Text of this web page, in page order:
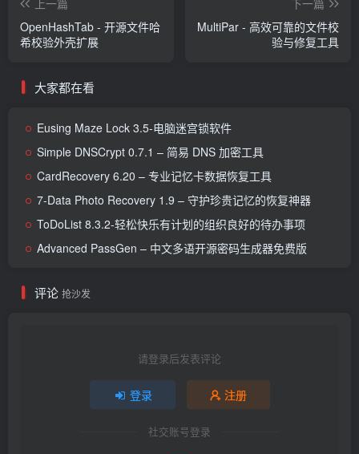
上一篇
OpenHashTab - 开源文件哈
希校验外壳扩展
下一篇
MultiPar - 高效可靠的文件校
验与修复工具
大家都在看
Eusing Maze Lock 3.5-电脑迷宫锁软件
Simple DNSCrypt 0.7.1 – 简易 DNS 加密工具
CardRecovery 6.20 – 专业记忆卡数据恢复工具
7-Data Photo Recovery 1.9 – 守护珍贵记忆的恢复神器
ToDoList 8.3.2-轻松快乐有计划的组织良好的待办事项
Advanced PassGen – 中文多语开源密码生成器免费版
评论 抢沙发
请登录后发表评论
登录 注册
社交账号登录